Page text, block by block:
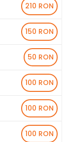
210 RON
150 RON
50 RON
100 RON
100 RON
100 RON